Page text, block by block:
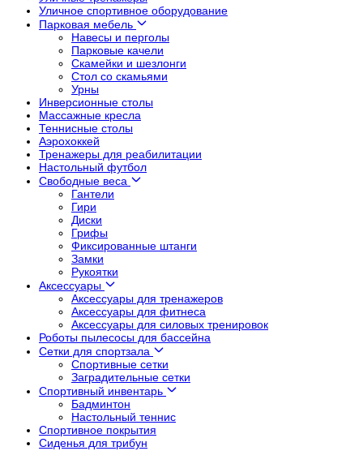
Уличное спортивное оборудование
Парковая мебель
Навесы и перголы
Парковые качели
Скамейки и шезлонги
Стол со скамьями
Урны
Инверсионные столы
Массажные кресла
Теннисные столы
Аэрохоккей
Тренажеры для реабилитации
Настольный футбол
Свободные веса
Гантели
Гири
Диски
Грифы
Фиксированные штанги
Замки
Рукоятки
Аксессуары
Аксессуары для тренажеров
Аксессуары для фитнеса
Аксессуары для силовых тренировок
Роботы пылесосы для бассейна
Сетки для спортзала
Спортивные сетки
Заградительные сетки
Спортивный инвентарь
Бадминтон
Настольный теннис
Спортивное покрытия
Сиденья для трибун